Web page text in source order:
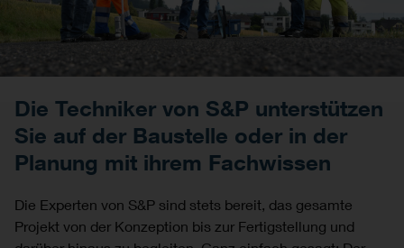
Die Techniker von S&P unterstützen
Sie auf der Baustelle oder in der
Planung mit ihrem Fachwissen
Die Experten von S&P sind stets bereit, das gesamte
Projekt von der Konzeption bis zur Fertigstellung und